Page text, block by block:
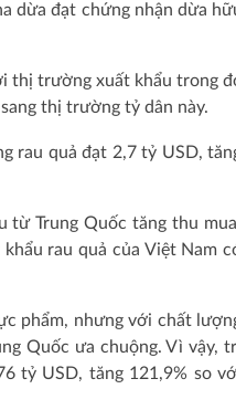
dừa đạt chứng nhận dừa
thị trường xuất khẩu trong
thị trường tỷ dân này.
rau quả đạt 2,7 tỷ USD,
từ Trung Quốc tăng thu
rau quả của Việt Nam
phẩm, nhưng với chất
Quốc ưa chuộng. Vì vậy,
tỷ USD, tăng 121,9% so